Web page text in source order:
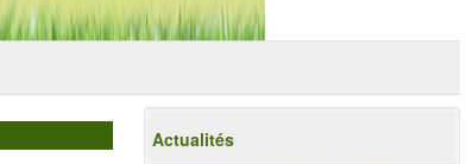
Actualités